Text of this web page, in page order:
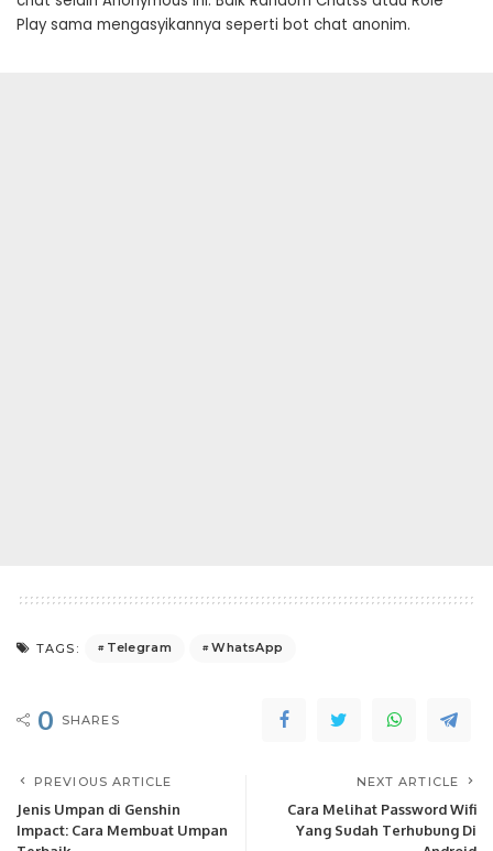
Play sama mengasyikannya seperti bot chat anonim.
TAGS: Telegram WhatsApp
0 SHARES
PREVIOUS ARTICLE
Jenis Umpan di Genshin
Impact: Cara Membuat Umpan
NEXT ARTICLE
Cara Melihat Password Wifi
Yang Sudah Terhubung Di